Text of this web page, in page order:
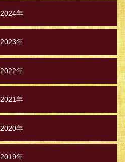
2024年
2023年
2022年
2021年
2020年
2019年